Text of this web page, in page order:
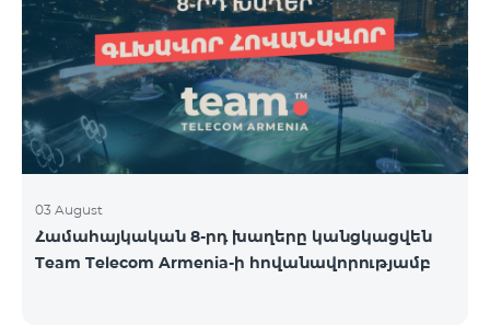
Tariff terms are below. Prepaid package Teamtok.
Monthly fee: 2500 AMD 250minutes to RA, Artsakh,
USA and Canada, Beeline Russia and Tele2 mob
03 August
Համահայկական 8-րդ խաղերը կանցկացվեն
Team Telecom Armenia-ի հովանավորությամբ